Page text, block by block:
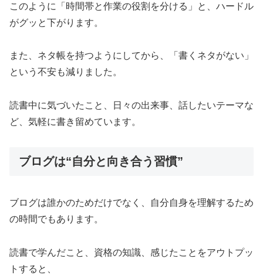
このように「時間帯と作業の役割を分ける」と、ハードル
がグッと下がります。
また、ネタ帳を持つようにしてから、「書くネタがない」
という不安も減りました。
読書中に気づいたこと、日々の出来事、話したいテーマな
ど、気軽に書き留めています。
ブログは“自分と向き合う習慣”
ブログは誰かのためだけでなく、自分自身を理解するため
の時間でもあります。
読書で学んだこと、資格の知識、感じたことをアウトプッ
トすると、